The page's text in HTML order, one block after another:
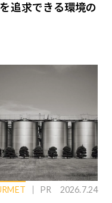
追求できる環境の
PR 2026.7.24